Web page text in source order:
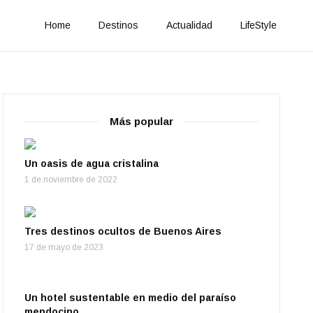
Home Destinos Actualidad LifeStyle
Más popular
Un oasis de agua cristalina
1 de noviembre de 2022
Tres destinos ocultos de Buenos Aires
17 de mayo de 2023
Un hotel sustentable en medio del paraíso